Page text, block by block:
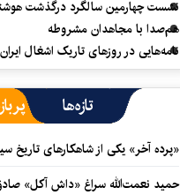
نشست چهارمین سالگرد درگذشت
هم‌صدا با مجاهدان مشروطه
نامه‌هایی در روزهای تاریک اشغال ایران
تازه‌ها
«پرده آخر» یکی از شاهکارهای تاریخ
حمید نعمت‌‏الله سراغ «داش آکل»